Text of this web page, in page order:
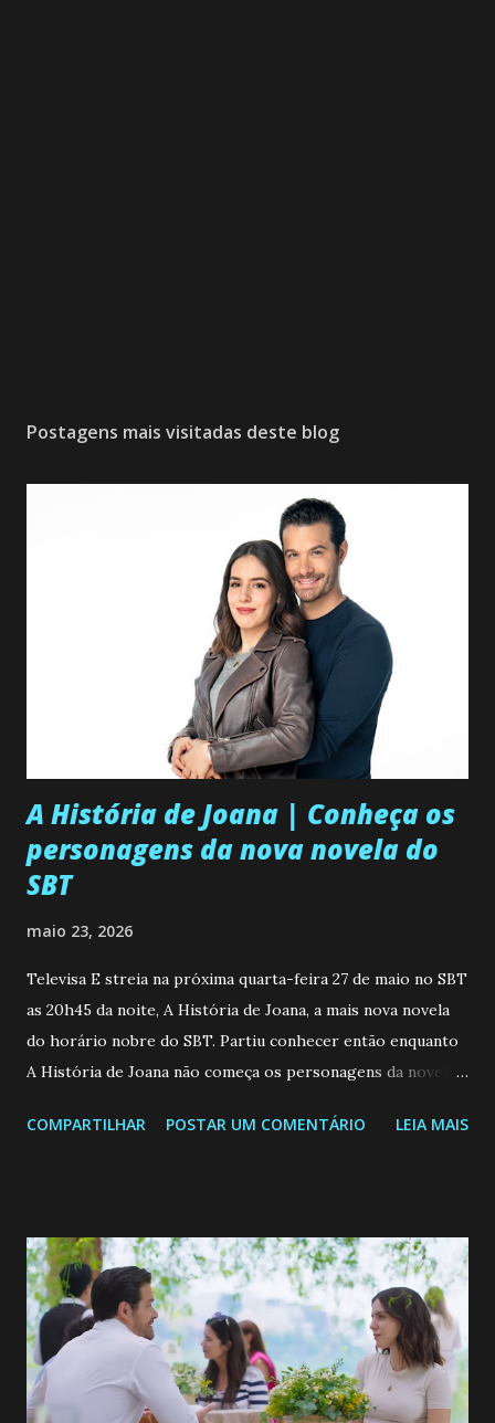
Postagens mais visitadas deste blog
A História de Joana | Conheça os
personagens da nova novela do
SBT
maio 23, 2026
Televisa E streia na próxima quarta-feira 27 de maio no SBT
as 20h45 da noite, A História de Joana, a mais nova novela
do horário nobre do SBT. Partiu conhecer então enquanto
A História de Joana não começa os personagens da novela?
de 25/05/26 a 31/05/26 JOANA GUADALUPE (Camila
permanecer virgem até encontrar o homem que realmente
ama, o que não é fácil, já que dedica todas as suas energias a
se aprimorar, trabalhando, estudando e se orgulhando de
ser a primeira mulher da família a ingressar na
universidade. Ela tem uma personalidade muito alegre, é
muito madura para a idade, determinada, criativa e
COMPARTILHAR POSTAR UM COMENTÁRIO LEIA MAIS